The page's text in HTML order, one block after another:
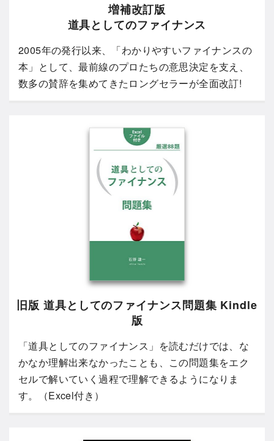
増補改訂版
道具としてのファイナンス
2005年の発行以来、「わかりやすいファイナンスの
本」として、最前線のプロたちの意思決定を支え、
数多の賛辞を集めてきたロングセラーが全面改訂!
旧版 道具としてのファイナンス問題集 Kindle
版
「道具としてのファイナンス」を読むだけでは、な
かなか理解出来なかったことも、この問題集をエク
セルで解いていく過程で理解できるようになりま
す。（Excel付き）